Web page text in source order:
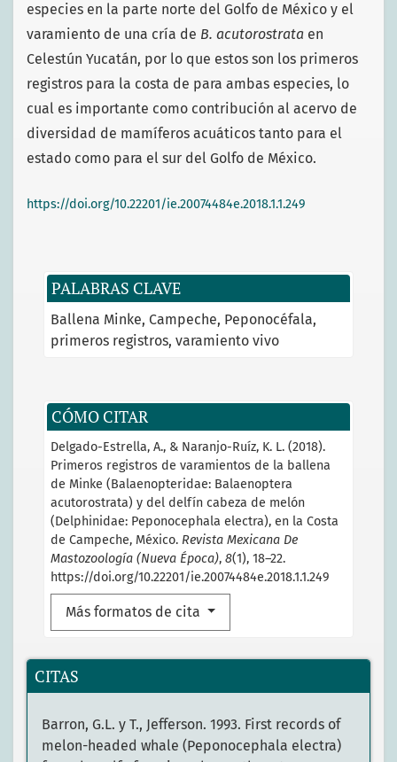
PALABRAS CLAVE
Ballena Minke Campeche Peponocéfala
primeros registros varamiento vivo
CÓMO CITAR
Delgado-Estrella, A., & Naranjo-Ruíz, K. L. (2018).
Primeros registros de varamientos de la ballena
de Minke (Balaenopteridae: Balaenoptera
acutorostrata) y del delfín cabeza de melón
(Delphinidae: Peponocephala electra), en la Costa
de Campeche, México. Revista Mexicana De
Mastozoología (Nueva Época), 8(1), 18–22.
https://doi.org/10.22201/ie.20074484e.2018.1.1.249
Más formatos de cita
especies en la parte norte del Golfo de México y el
varamiento de una cría de B. acutorostrata en
Celestún Yucatán, por lo que estos son los primeros
registros para la costa de para ambas especies, lo
cual es importante como contribución al acervo de
diversidad de mamíferos acuáticos tanto para el
estado como para el sur del Golfo de México.
https://doi.org/10.22201/ie.20074484e.2018.1.1.249
CITAS
Barron, G.L. y T., Jefferson. 1993. First records of
melon-headed whale (Peponocephala electra)